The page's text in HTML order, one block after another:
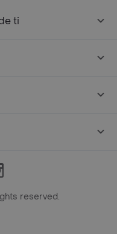
ti
reserved.